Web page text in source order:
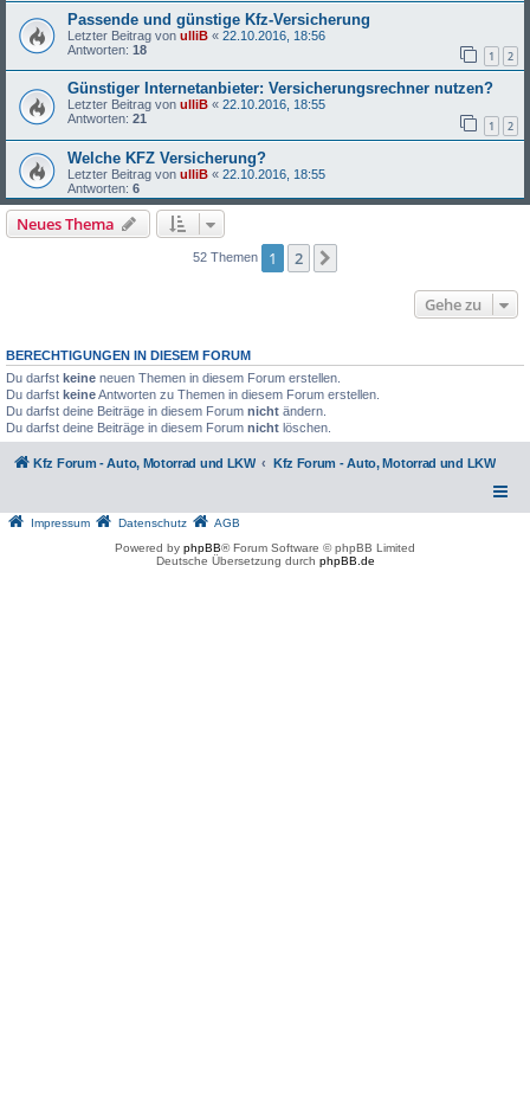
Passende und günstige Kfz-Versicherung
Letzter Beitrag von ulliB « 22.10.2016, 18:56
Antworten: 18 1 2
Günstiger Internetanbieter: Versicherungsrechner nutzen?
Letzter Beitrag von ulliB « 22.10.2016, 18:55
Antworten: 21 1 2
Welche KFZ Versicherung?
Letzter Beitrag von ulliB « 22.10.2016, 18:55
Antworten: 6
Neues Thema
52 Themen 1 2
Gehe zu
BERECHTIGUNGEN IN DIESEM FORUM
Du darfst keine neuen Themen in diesem Forum erstellen.
Du darfst keineAntworten zu Themen in diesem Forum erstellen.
Du darfst deine Beiträge in diesem Forum nicht ändern.
Du darfst deine Beiträge in diesem Forum nicht löschen.
Kfz Forum - Auto, Motorrad und LKW Kfz Forum - Auto, Motorrad und LKW
Impressum Datenschutz
AGB
Powered by phpBB® Forum Software © phpBB Limited
Deutsche Übersetzung durch phpBB.de